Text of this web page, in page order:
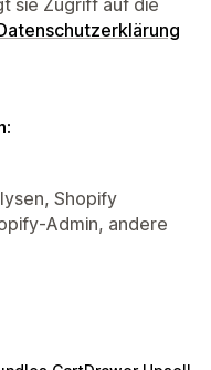
Shopify
Admin, andere